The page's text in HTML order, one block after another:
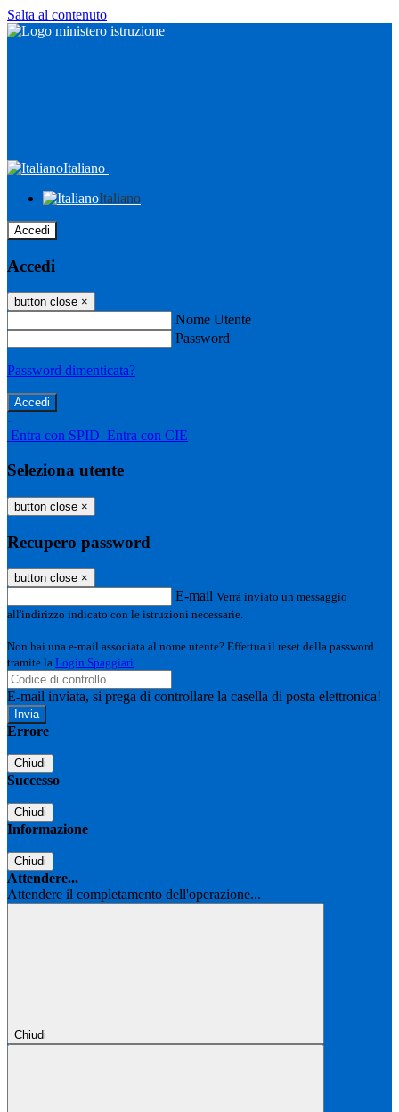
Salta al contenuto
Italiano
Italiano
Accedi
Accedi
button close ×
Nome Utente
Password
Password dimenticata?
-
Entra con SPID Entra con CIE
Seleziona utente
button close ×
Recupero password
button close ×
E-mail Verrà inviato un messaggio
all'indirizzo indicato con le istruzioni necessarie.
Non hai una e-mail associata al nome utente? Effettua il reset della password
tramite la Login Spaggiari
E-mail inviata, si prega di controllare la casella di posta elettronica!
Errore
Chiudi
Successo
Chiudi
Informazione
Chiudi
Attendere...
Attendere il completamento dell'operazione...
Chiudi